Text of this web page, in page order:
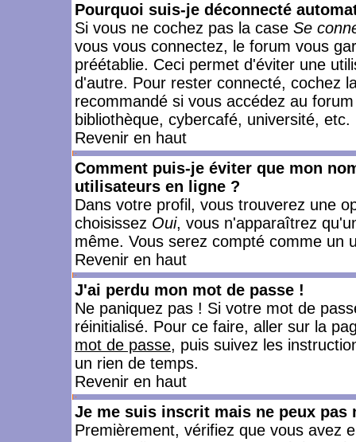
Pourquoi suis-je déconnecté
Si vous ne cochez pas la case Se
vous vous connectez, le forum vous
préétablie. Ceci permet d'éviter une
d'autre. Pour rester connecté, cochez
recommandé si vous accédez au
bibliothèque, cybercafé, université, etc.
Revenir en haut
Comment puis-je éviter que mon
utilisateurs en ligne ?
Dans votre profil, vous trouverez une
choisissez Oui, vous n'apparaîtrez
même. Vous serez compté comme un
Revenir en haut
J'ai perdu mon mot de passe !
Ne paniquez pas ! Si votre mot de
réinitialisé. Pour ce faire, aller sur la
mot de passe, puis suivez les
un rien de temps.
Revenir en haut
Je me suis inscrit mais ne peux pas
Premièrement, vérifiez que vous avez